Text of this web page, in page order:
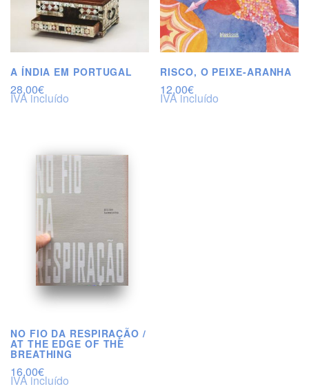
A ÍNDIA EM PORTUGAL
28,00€
IVA incluído
RISCO, O PEIXE-ARANHA
12,00€
IVA incluído
NO FIO DA RESPIRAÇÃO /
AT THE EDGE OF THE
BREATHING
16,00€
IVA incluído